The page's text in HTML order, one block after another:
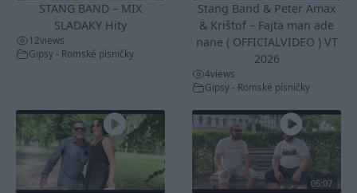
STANG BAND – MIX
SLADAKY Hity
12views
Gipsy - Romské písničky
Stang Band & Peter Amax
& Krištof – Fajta man ade
nane ( OFFICIALVIDEO ) VT
2026
4views
Gipsy - Romské písničky
05:07